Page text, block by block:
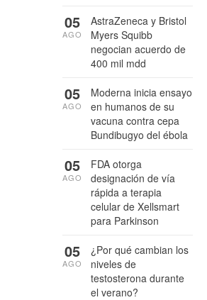
AstraZeneca y Bristol
Myers Squibb
negocian acuerdo de
400 mil mdd
05
AGO
Moderna inicia ensayo
en humanos de su
vacuna contra cepa
Bundibugyo del ébola
05
AGO
FDA otorga
designación de vía
rápida a terapia
celular de Xellsmart
para Parkinson
05
AGO
¿Por qué cambian los
niveles de
testosterona durante
el verano?
05
AGO